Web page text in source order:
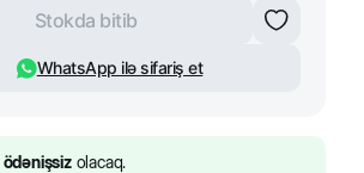
Stokda bitib
WhatsApp ilə sifariş et
ödənişsizolacaq.